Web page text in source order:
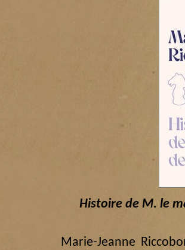
Histoire de M. le
Marie-Jeanne